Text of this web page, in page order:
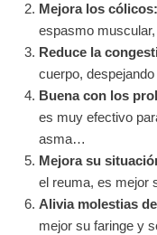
Mejora los cólicos:
espasmo
Reduce la
cuerpo,
Buena con los
es muy efectivo
asma…
Mejora su
el reuma, es mejor
Alivia molestias
mejor su faringe y